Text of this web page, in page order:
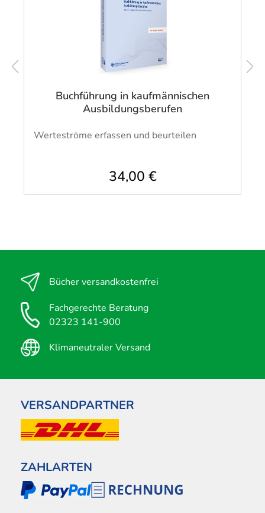
Buchführung in kaufmännischen
Ausbildungsberufen
Werteströme erfassen und beurteilen
34,00 €
Bücher versandkostenfrei
Fachgerechte Beratung
02323 141-900
Klimaneutraler Versand
VERSANDPARTNER
ZAHLARTEN